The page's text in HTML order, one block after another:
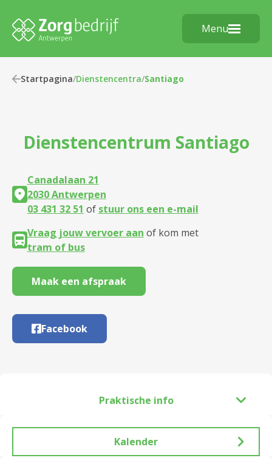
Menu
Startpagina/Dienstencentra/Santiago
Dienstencentrum Santiago
Canadalaan 21
2030 Antwerpen
03 431 32 51 of stuur ons een e-mail
Vraag jouw vervoer aan of kom met
tram of bus
Maak een afspraak
Facebook
Praktische info
Kalender